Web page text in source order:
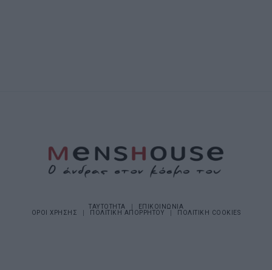
ΤΑΥΤΟΤΗΤΑ
ΕΠΙΚΟΙΝΩΝΙΑ
ΟΡΟΙ ΧΡΗΣΗΣ
ΠΟΛΙΤΙΚΗ ΑΠΟΡΡΗΤΟΥ ΠΟΛΙΤΙΚΗ COOKIES